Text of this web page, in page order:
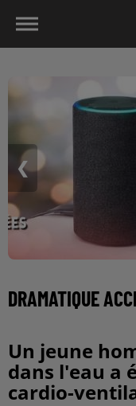
❮
DRAMATIQUE
Un jeune
dans l'eau a
cardio-